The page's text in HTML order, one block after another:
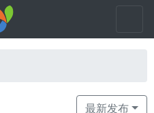
最新发布